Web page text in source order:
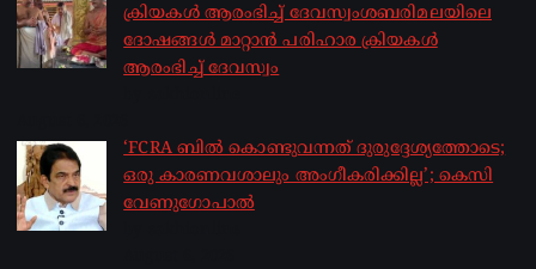
ക്രിയകൾ ആരംഭിച്ച് ദേവസ്വംശബരിമലയിലെ
ദോഷങ്ങൾ മാറ്റാൻ പരിഹാര ക്രിയകൾ
ആരംഭിച്ച് ദേവസ്വം
‘FCRA ബിൽ കൊണ്ടുവന്നത് ദുരുദ്ദേശ്യത്തോടെ;
ഒരു കാരണവശാലും അം​ഗീകരിക്കില്ല’; കെസി
വേണു​ഗോപാൽ